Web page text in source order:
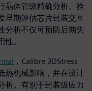
晶体管级精确分析、验
早期评估芯片封装交互
分析不仅可预防后期失
。
，Calibre 3DStress
热机械影响，并在设计
析。有别于封装级应力